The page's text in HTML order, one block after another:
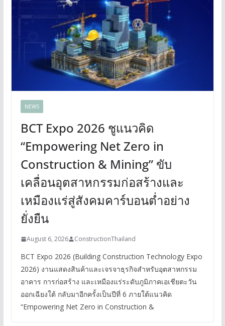
NEWS
BCT Expo 2026 ชูแนวคิด
“Empowering Net Zero in
Construction & Mining” ขับ
เคลื่อนอุตสาหกรรมก่อสร้างและ
เหมืองแร่สู่สังคมคาร์บอนต่ำอย่าง
ยั่งยืน
August 6, 2026 ConstructionThailand
BCT Expo 2026 (Building Construction Technology Expo
2026) งานแสดงสินค้าและเจรจาธุรกิจสำหรับอุตสาหกรรม
อาคาร การก่อสร้าง และเหมืองแร่ระดับภูมิภาคเอเชียตะวัน
ออกเฉียงใต้ กลับมาอีกครั้งเป็นปีที่ 6 ภายใต้แนวคิด
“Empowering Net Zero in Construction &